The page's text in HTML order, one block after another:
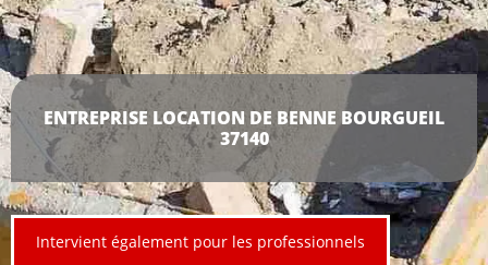
ENTREPRISE LOCATION DE BENNE BOURGUEIL
37140
Intervient également pour les professionnels